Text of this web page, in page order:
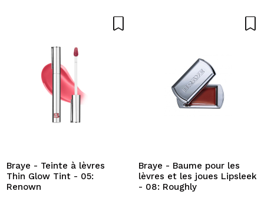
Braye - Teinte à lèvres
Thin Glow Tint - 05:
Renown
Braye - Baume pour les
lèvres et les joues Lipsleek
- 08: Roughly